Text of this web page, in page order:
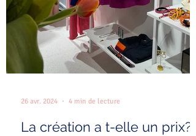
La création a t-elle un prix?
26 avr. 2024 4 min de lecture